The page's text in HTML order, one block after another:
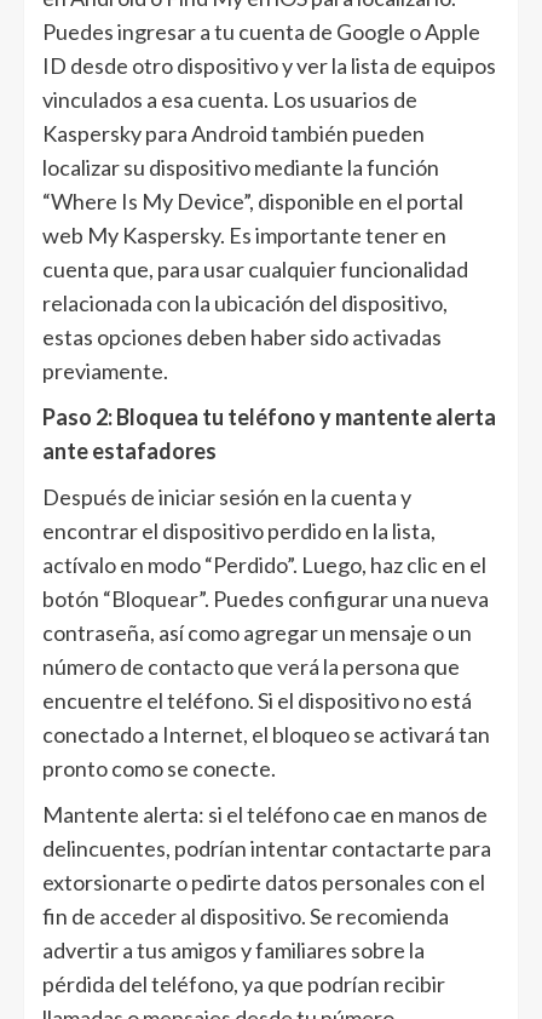
Puedes ingresar a tu cuenta de Google o Apple
ID desde otro dispositivo y ver la lista de equipos
vinculados a esa cuenta. Los usuarios de
Kaspersky para Android también pueden
localizar su dispositivo mediante la función
“Where Is My Device”, disponible en el portal
web My Kaspersky. Es importante tener en
cuenta que, para usar cualquier funcionalidad
relacionada con la ubicación del dispositivo,
estas opciones deben haber sido activadas
previamente.
Paso 2: Bloquea tu teléfono y mantente alerta
ante estafadores
Después de iniciar sesión en la cuenta y
encontrar el dispositivo perdido en la lista,
actívalo en modo “Perdido”. Luego, haz clic en el
botón “Bloquear”. Puedes configurar una nueva
contraseña, así como agregar un mensaje o un
número de contacto que verá la persona que
encuentre el teléfono. Si el dispositivo no está
conectado a Internet, el bloqueo se activará tan
pronto como se conecte.
Mantente alerta: si el teléfono cae en manos de
delincuentes, podrían intentar contactarte para
extorsionarte o pedirte datos personales con el
fin de acceder al dispositivo. Se recomienda
advertir a tus amigos y familiares sobre la
pérdida del teléfono, ya que podrían recibir